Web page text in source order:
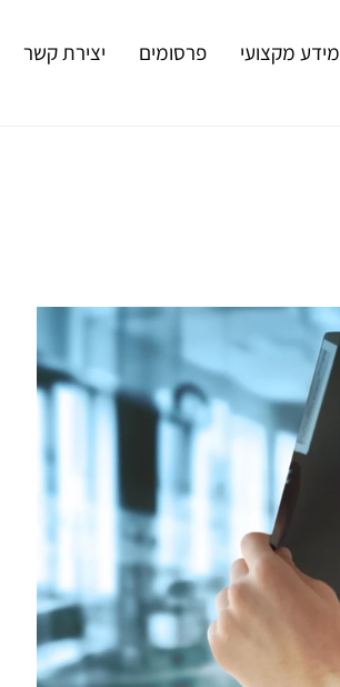
מידע מקצועי פרסומים יצירת קשר